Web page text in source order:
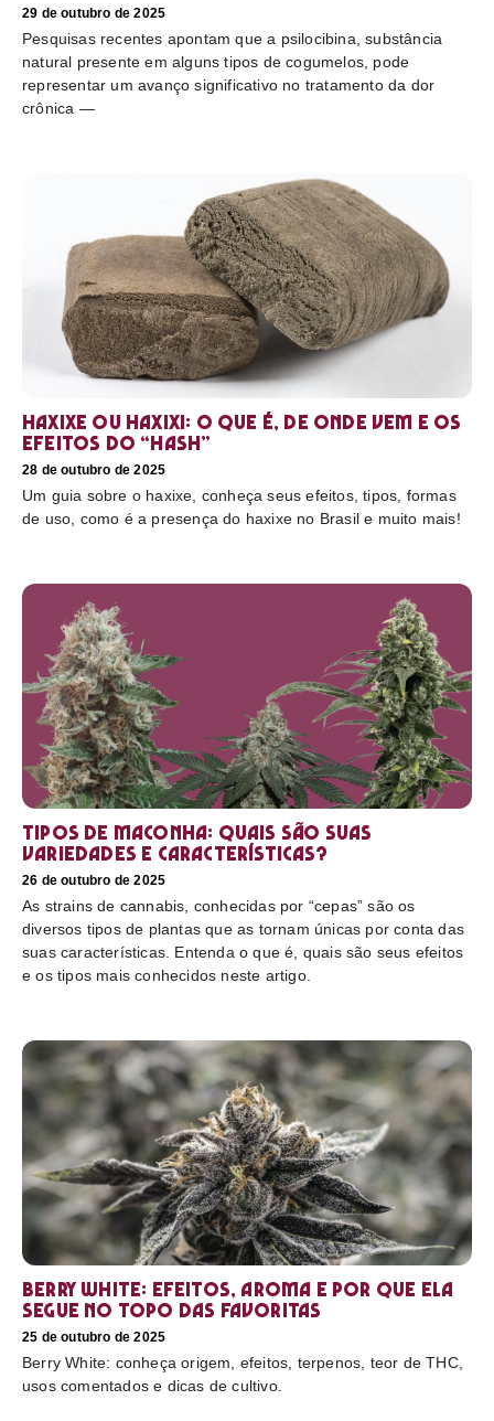
29 de outubro de 2025
Pesquisas recentes apontam que a psilocibina, substância
natural presente em alguns tipos de cogumelos, pode
representar um avanço significativo no tratamento da dor
crônica —
Haxixe ou Haxixi: o que é, de onde vem e os
efeitos do “hash”
28 de outubro de 2025
Um guia sobre o haxixe, conheça seus efeitos, tipos, formas
de uso, como é a presença do haxixe no Brasil e muito mais!
Tipos de maconha: quais são suas
variedades e características?
26 de outubro de 2025
As strains de cannabis, conhecidas por “cepas” são os
diversos tipos de plantas que as tornam únicas por conta das
suas características. Entenda o que é, quais são seus efeitos
e os tipos mais conhecidos neste artigo.
Berry White: efeitos, aroma e por que ela
segue no topo das favoritas
25 de outubro de 2025
Berry White: conheça origem, efeitos, terpenos, teor de THC,
usos comentados e dicas de cultivo.